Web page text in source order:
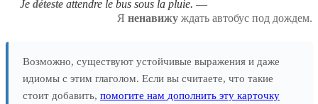
Je déteste attendre le bus sous la pluie.
Я ненавижу ждать автобус под дождем.
Возможно, существуют устойчивые выражения и даже
идиомы с этим глаголом. Если вы считаете, что такие
стоит добавить, помогите нам дополнить эту карточку